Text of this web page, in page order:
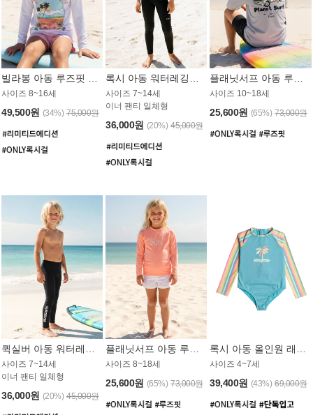
사이즈 8~16세
49,500원 (34%) 75,000원
사이즈 7~14세
이너 팬티 일체형
36,000원 (20%) 45,000원
사이즈 10~18세
25,600원 (65%) 73,000원
사이즈 7~14세
이너 팬티 일체형
36,000원 (20%) 45,000원
사이즈 8~18세
25,600원 (65%) 73,000원
사이즈 4~7세
39,400원 (43%) 69,000원